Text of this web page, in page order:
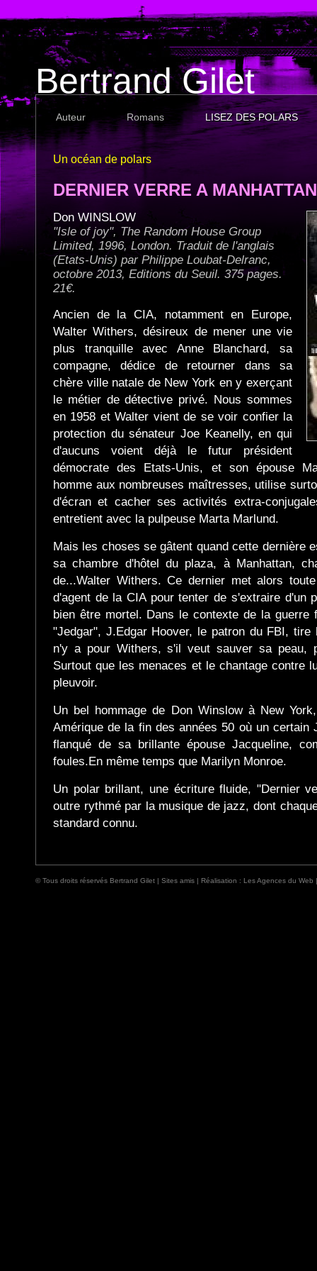
Bertrand Gilet
Auteur Romans LISEZ DES POLARS
Un océan de polars
DERNIER VERRE A MANHATTAN
Don WINSLOW
"Isle of joy", The Random House Group
Limited, 1996, London. Traduit de l'anglais
(Etats-Unis) par Philippe Loubat-Delranc,
octobre 2013, Editions du Seuil. 375 pages.
21€.
Ancien de la CIA, notamment en Europe,
Walter Withers, désireux de mener une vie
plus tranquille avec Anne Blanchard, sa
compagne, dédice de retourner dans sa
chère ville natale de New York en y exerçant
le métier de détective privé. Nous sommes
en 1958 et Walter vient de se voir confier la
protection du sénateur Joe Keanelly, en qui
d'aucuns voient déjà le futur président
démocrate des Etats-Unis, et son épouse
homme aux nombreuses maîtresses, utilise
d'écran et cacher ses activités extra-
entretient avec la pulpeuse Marta Marlund.
Mais les choses se gâtent quand cette dernière
sa chambre d'hôtel du plaza, à Manhattan,
de...Walter Withers. Ce dernier met alors
d'agent de la CIA pour tenter de s'extraire d'un
bien être mortel. Dans le contexte de la guerre
"Jedgar", J.Edgar Hoover, le patron du FBI,
n'y a pour Withers, s'il veut sauver sa peau,
Surtout que les menaces et le chantage contre
pleuvoir.
Un bel hommage de Don Winslow à New
Amérique de la fin des années 50 où un certain
flanqué de sa brillante épouse Jacqueline,
foules.En même temps que Marilyn Monroe.
Un polar brillant, une écriture fluide, "Dernier
outre rythmé par la musique de jazz, dont
standard connu.
© Tous droits réservés Bertrand Gilet | Sites amis | Réalisation : Les Agences du Web